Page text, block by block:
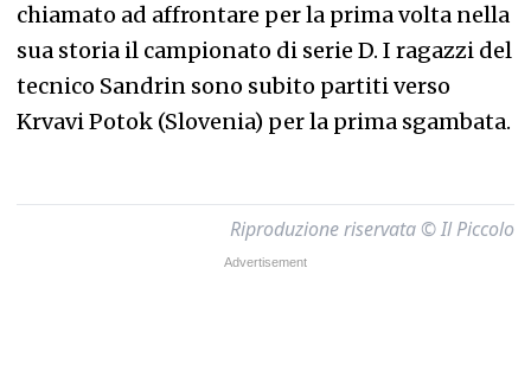
chiamato ad affrontare per la prima volta nella
sua storia il campionato di serie D. I ragazzi del
tecnico Sandrin sono subito partiti verso
Krvavi Potok (Slovenia) per la prima sgambata.
Riproduzione riservata © Il Piccolo